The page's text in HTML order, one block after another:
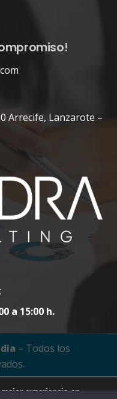
Arrecife, Lanzarote –
a 15:00 h.
– Todos los
experiencia en